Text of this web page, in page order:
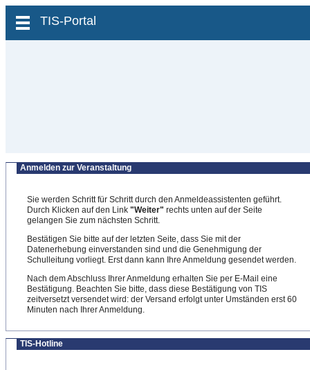
zum Inhalt wechseln
TIS-Portal
Anmelden zur Veranstaltung
Sie werden Schritt für Schritt durch den Anmeldeassistenten geführt.
Durch Klicken auf den Link "Weiter" rechts unten auf der Seite
gelangen Sie zum nächsten Schritt.
Bestätigen Sie bitte auf der letzten Seite, dass Sie mit der
Datenerhebung einverstanden sind und die Genehmigung der
Schulleitung vorliegt. Erst dann kann Ihre Anmeldung gesendet werden.
Nach dem Abschluss Ihrer Anmeldung erhalten Sie per E-Mail eine
Bestätigung. Beachten Sie bitte, dass diese Bestätigung von TIS
zeitversetzt versendet wird: der Versand erfolgt unter Umständen erst 60
Minuten nach Ihrer Anmeldung.
TIS-Hotline